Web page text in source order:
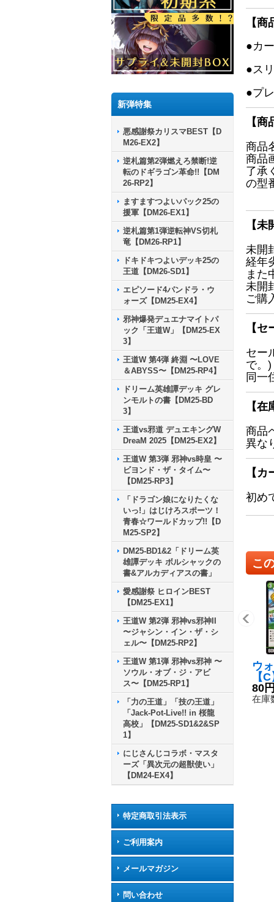
新弾特集
悪感謝祭カリスマBEST【D
M26-EX2】
逆札篇第2弾燃えろ禁断!逆
転のドギラゴン革命!!【DM
26-RP2】
ますますつよいパック25の
援軍【DM26-EX1】
逆札篇第1弾逆転神VS切札
竜【DM26-RP1】
ドキドキつよいデッキ25の
王道【DM26-SD1】
エピソード4パンドラ・ウ
ォーズ【DM25-EX4】
邪神爆発デュエナマイトパ
ック「王道W」【DM25-EX
3】
王道W 第4弾 終淵 〜LOVE
＆ABYSS〜【DM25-RP4】
ドリーム英雄譚デッキ グレ
ンモルトの書【DM25-BD
3】
王道vs邪道 デュエキングW
DreaM 2025【DM25-EX2】
王道W 第3弾 邪神vs時皇 〜
ビヨンド・ザ・タイム〜
【DM25-RP3】
「ドラゴン娘になりたくな
いっ!」はじけろスポーツ！
青春☆ワールドカップ!!【D
M25-SP2】
DM25-BD1&2「ドリーム英
雄譚デッキ ボルシャックの
書&アルカディアスの書」
愛感謝祭 ヒロインBEST
【DM25-EX1】
王道W 第2弾 邪神vs邪神II
〜ジャシン・イン・ザ・シ
ェル〜【DM25-RP2】
王道W 第1弾 邪神vs邪神 〜
ソウル・オブ・ジ・アビ
ス〜【DM25-RP1】
「力の王道」「技の王道」
「Jack-Pot-Live!! in 桜龍
高校」【DM25-SD1&2&SP
1】
にじさんじコラボ・マスタ
ーズ「異次元の超獣使い」
【DM24-EX4】
特定商取引法表示
ご利用案内
メールマガジン
問い合わせ
【
●カ
●ス
●プ
【
商品
商品
了承
の型
【
未開
経年
また
未開
ご購
【
セー
で。)
同一
【
商品
異な
【
初め
こ
ウ
【
87}
80
在庫